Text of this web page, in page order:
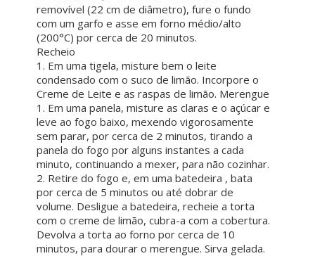
removível (22 cm de diâmetro), fure o fundo
com um garfo e asse em forno médio/alto
(200°C) por cerca de 20 minutos.
Recheio
1. Em uma tigela, misture bem o leite
condensado com o suco de limão. Incorpore o
Creme de Leite e as raspas de limão. Merengue
1. Em uma panela, misture as claras e o açúcar e
leve ao fogo baixo, mexendo vigorosamente
sem parar, por cerca de 2 minutos, tirando a
panela do fogo por alguns instantes a cada
minuto, continuando a mexer, para não cozinhar.
2. Retire do fogo e, em uma batedeira , bata
por cerca de 5 minutos ou até dobrar de
volume. Desligue a batedeira, recheie a torta
com o creme de limão, cubra-a com a cobertura.
Devolva a torta ao forno por cerca de 10
minutos, para dourar o merengue. Sirva gelada.